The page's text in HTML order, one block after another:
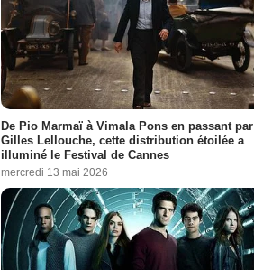
De Pio Marmaï à Vimala Pons en passant par
Gilles Lellouche, cette distribution étoilée a
illuminé le Festival de Cannes
mercredi 13 mai 2026